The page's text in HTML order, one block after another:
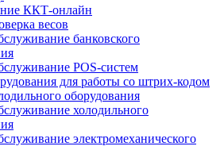
ККТ-онлайн
весов
банковского
POS-систем
для работы со штрих-кодом
оборудования
холодильного
электромеханического